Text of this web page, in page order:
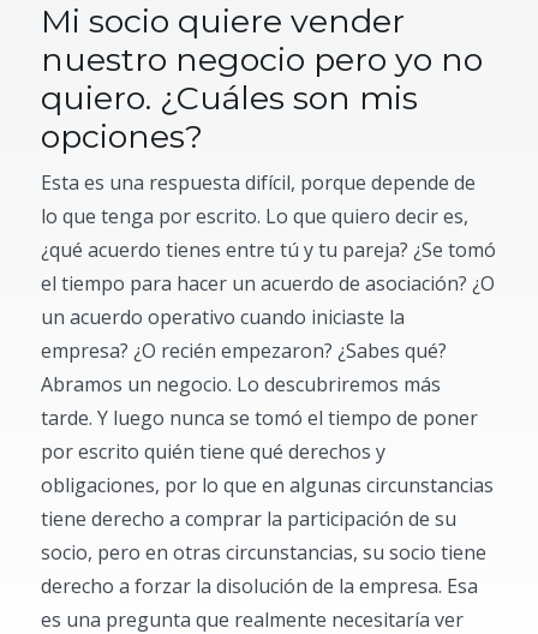
Mi socio quiere vender
nuestro negocio pero yo no
quiero. ¿Cuáles son mis
opciones?
Esta es una respuesta difícil, porque depende de
lo que tenga por escrito. Lo que quiero decir es,
¿qué acuerdo tienes entre tú y tu pareja? ¿Se tomó
el tiempo para hacer un acuerdo de asociación? ¿O
un acuerdo operativo cuando iniciaste la
empresa? ¿O recién empezaron? ¿Sabes qué?
Abramos un negocio. Lo descubriremos más
tarde. Y luego nunca se tomó el tiempo de poner
por escrito quién tiene qué derechos y
obligaciones, por lo que en algunas circunstancias
tiene derecho a comprar la participación de su
socio, pero en otras circunstancias, su socio tiene
derecho a forzar la disolución de la empresa. Esa
es una pregunta que realmente necesitaría ver